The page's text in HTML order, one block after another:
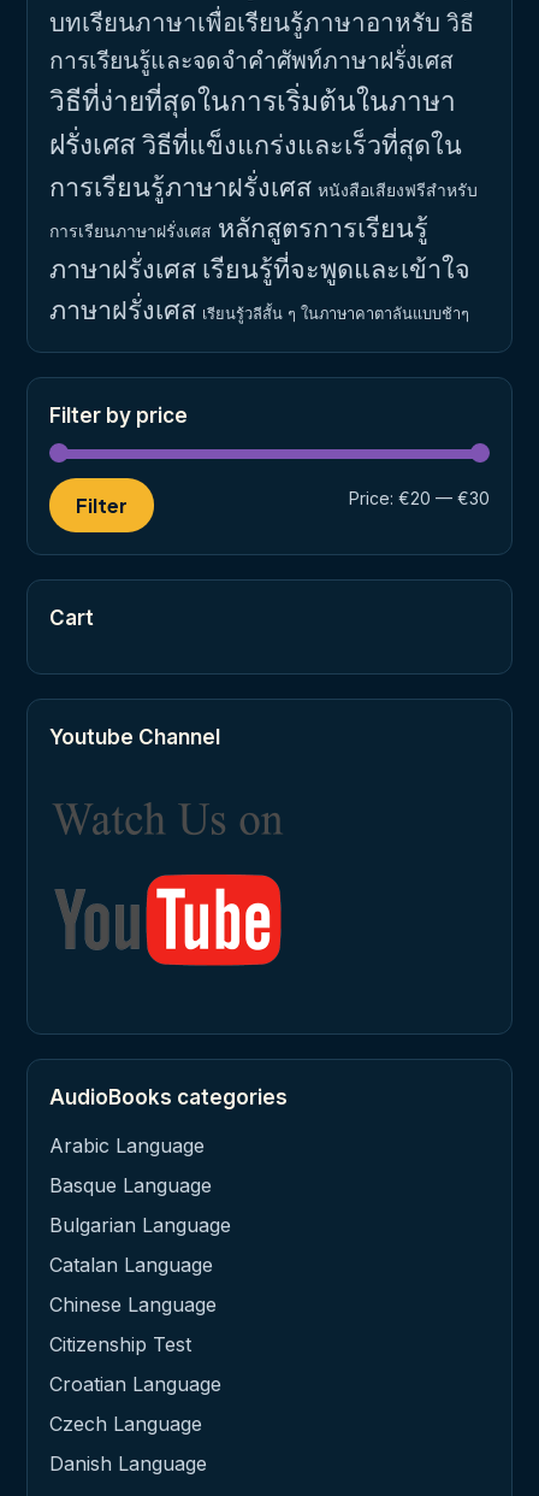
บทเรียนภาษาเพื่อเรียนรู้ภาษาอาหรับ วิธี
การเรียนรู้และจดจำคำศัพท์ภาษาฝรั่งเศส
วิธีที่ง่ายที่สุดในการเริ่มต้นในภาษา
ฝรั่งเศสวิธีที่แข็งแกร่งและเร็วที่สุดใน
การเรียนรู้ภาษาฝรั่งเศส หนังสือเสียงฟรีสำหรับ
การเรียนภาษาฝรั่งเศส หลักสูตรการเรียนรู้
ภาษาฝรั่งเศส เรียนรู้ที่จะพูดและเข้าใจ
ภาษาฝรั่งเศส เรียนรู้วลีสั้น ๆ ในภาษาคาตาลันแบบช้าๆ
Filter by price
Filter Price: €20 — €30
Cart
Youtube Channel
AudioBooks categories
Arabic Language
Basque Language
Bulgarian Language
Catalan Language
Chinese Language
Citizenship Test
Croatian Language
Czech Language
Danish Language